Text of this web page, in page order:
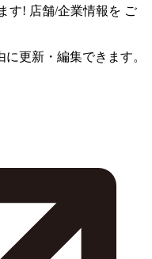
す! 店舗/企業情報を ご
更新・編集できます。